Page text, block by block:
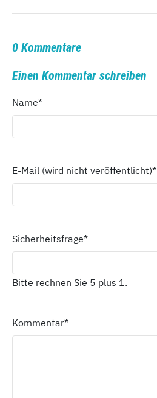
0 Kommentare
Einen Kommentar schreiben
Name*
E-Mail (wird nicht veröffentlicht)*
Sicherheitsfrage*
Bitte rechnen Sie 5 plus 1.
Kommentar*